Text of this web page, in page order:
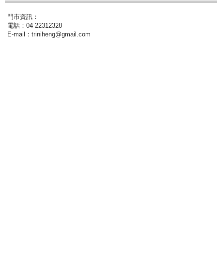
門市資訊：
電話：04-22312328
E-mail：triniheng@gmail.com